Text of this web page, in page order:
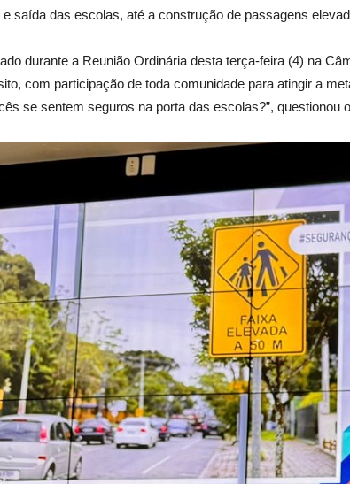
saída das escolas, até a construção de passagens
durante a Reunião Ordinária desta terça-feira (4) na
com participação de toda comunidade para atingir a
se sentem seguros na porta das escolas?”, questionou